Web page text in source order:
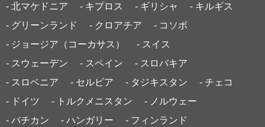
- 北マケドニア
- キプロス - ギリシャ
- キルギス
- グリーンランド
- クロアチア
- コソボ
- ジョージア（コーカサス）
- スイス
- スウェーデン
- スペイン
- スロバキア
- スロベニア
- セルビア - タジキスタン
- チェコ
- ドイツ
- トルクメニスタン
- ノルウェー
- バチカン
- ハンガリー
- フィンランド